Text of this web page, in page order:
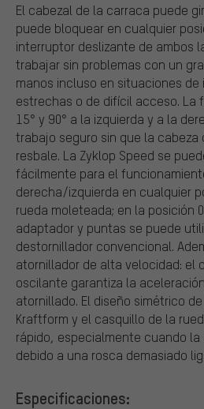
El cabezal de la carraca puede
puede bloquear en cualquier
interruptor deslizante de ambos
trabajar sin problemas con un
manos incluso en situaciones
estrechas o de difícil acceso. La
15° y 90° a la izquierda y a la
trabajo seguro sin que la cabeza
resbale. La Zyklop Speed se
fácilmente para el
derecha/izquierda en cualquier
rueda moleteada; en la posición
adaptador y puntas se puede
destornillador convencional.
atornillador de alta velocidad: el
oscilante garantiza la
atornillado. El diseño simétrico
Kraftform y el casquillo de la
rápido, especialmente cuando
debido a una rosca demasiado
Especificaciones: